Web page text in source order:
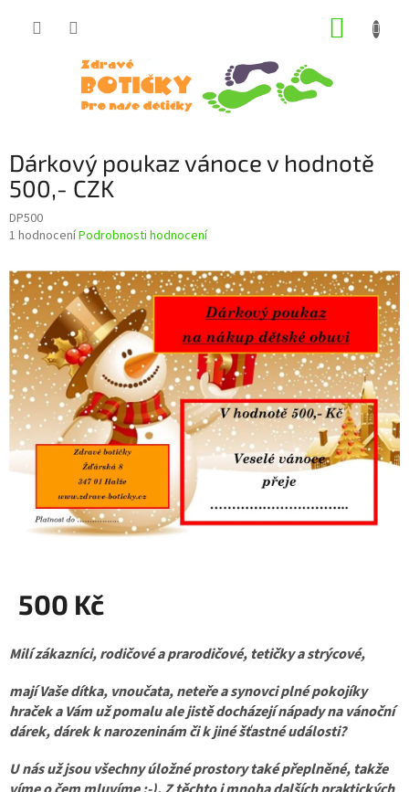
Dárkový poukaz vánoce v hodnotě
500,- CZK
DP500
Průměrné
produktu
je
5,0
z
5
hvězdiček.
1 hodnoceníPodrobnosti hodnocení
500 Kč
cena:
Milí zákazníci, rodičové a prarodičové, tetičky a strýcové,
mají Vaše dítka, vnoučata, neteře a synovci plné pokojíky
hraček a Vám už pomalu ale jistě docházejí nápady na vánoční
dárek, dárek k narozeninám či k jiné šťastné události?
U nás už jsou všechny úložné prostory také přeplněné, takže